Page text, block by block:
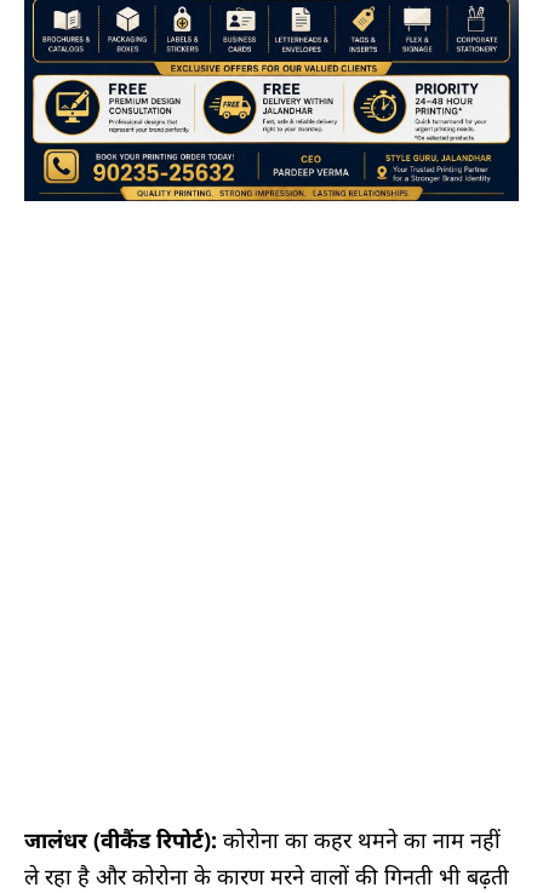
जालंधर (वीकैंड रिपोर्ट): कोरोना का कहर थमने का नाम नहीं
ले रहा है और कोरोना के कारण मरने वालों की गिनती भी बढ़ती